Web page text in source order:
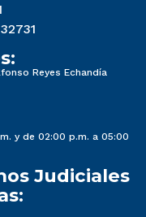
32731
Reyes Echandía
y de 02:00 p.m. a 05:00
Judiciales